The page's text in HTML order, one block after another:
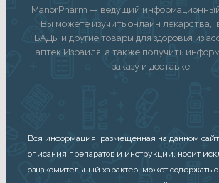
ManorPharm — ведущий информационный
Вы можете изучить онлайн лекарства,
БАДы и другие товары для здоровья из
аптек Израиля, а также получить
заказу и доставке.
Вся информация, размещенная на данном
описания препаратов и инструкции, носит
ознакомительный характер, может содержать